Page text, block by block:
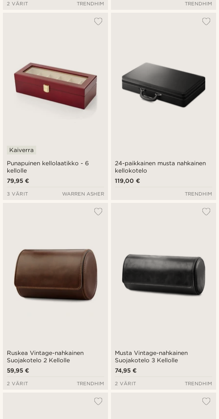
2 VÄRIT TRENDHIM TRENDHIM
Punapuinen kellolaatikko - 6
kellolle
Kaiverra
79,95 €
3 VÄRIT WARREN ASHER
24-paikkainen musta nahkainen
kellokotelo
119,00 €
TRENDHIM
Ruskea Vintage-nahkainen
Suojakotelo 2 Kellolle
59,95 €
2 VÄRIT TRENDHIM
Musta Vintage-nahkainen
Suojakotelo 3 Kellolle
74,95 €
2 VÄRIT TRENDHIM